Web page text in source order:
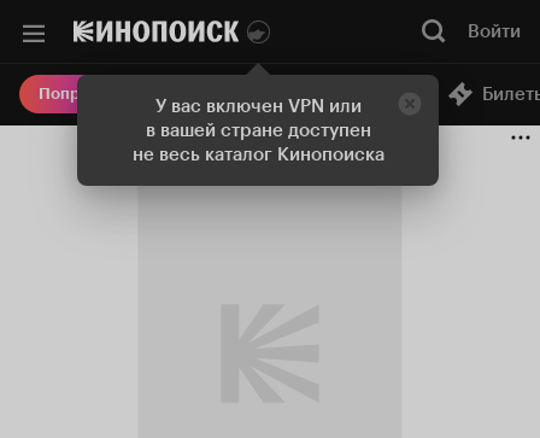
У вас включен VPN или
в вашей стране доступен
не весь каталог Кинопоиска
Войти
Попробовать Плюс Онлайн-кинотеатр